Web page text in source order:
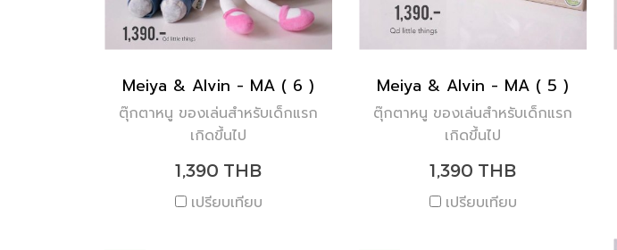
Meiya & Alvin - MA ( 6 )
ตุ๊กตาหนู ของเล่นสำหรับเด็กแรก
เกิดขึ้นไป
1,390 THB
เปรียบเทียบ
Meiya & Alvin - MA ( 5 )
ตุ๊กตาหนู ของเล่นสำหรับเด็กแรก
เกิดขึ้นไป
1,390 THB
เปรียบเทียบ